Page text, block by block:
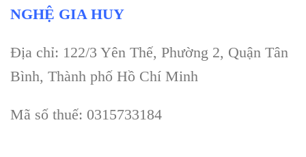
NGHỆ GIA HUY
Địa chỉ: 122/3 Yên Thế, Phường 2, Quận Tân
Bình, Thành phố Hồ Chí Minh
Mã số thuế: 0315733184